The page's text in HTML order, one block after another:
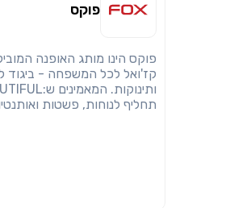
פוקס
פוקס הינו מותג האופנה
קז'ואל לכל המשפחה - ביגוד
תחליף לנוחות, פשטות